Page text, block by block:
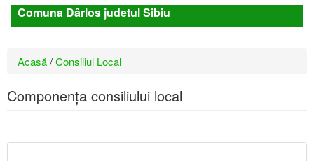
Comuna Dârlos judetul Sibiu
Eşti
aici
Acasă/Consiliul Local
Componența consiliului local